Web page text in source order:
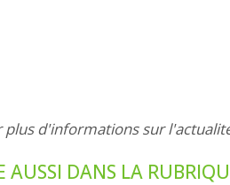
plus d'informations sur
AUSSI DANS LA